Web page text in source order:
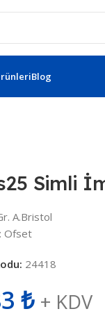
Blog
Simli
A.Bristol
Ofset
24418
₺ + KDV